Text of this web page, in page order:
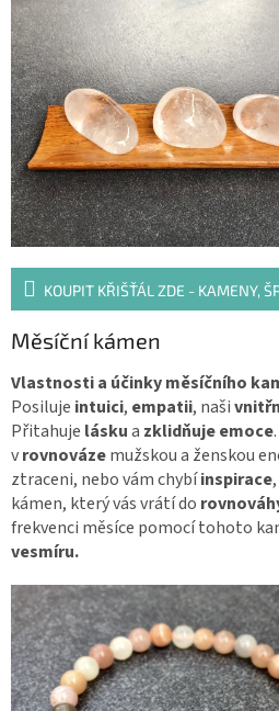
KOUPIT KŘIŠŤÁL ZDE - KAMENY,
Měsíční kámen
Vlastnosti a účinky měsíčního
Posiluje intuici, empatii, naši
Přitahuje láskua zklidňuje emoce
vrovnovázemužskou a ženskou
ztraceni, nebo vám chybíinspirace
kámen, který vás vrátí do
frekvenci měsíce pomocí tohoto
vesmíru.